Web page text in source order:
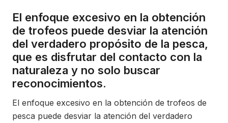
El enfoque excesivo en la obtención
de trofeos puede desviar la atención
del verdadero propósito de la pesca,
que es disfrutar del contacto con la
naturaleza y no solo buscar
reconocimientos.
El enfoque excesivo en la obtención de trofeos de
pesca puede desviar la atención del verdadero